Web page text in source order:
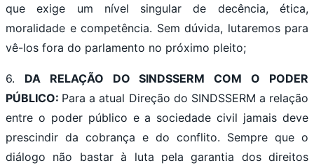
que exige um nível singular de decência, ética,
moralidade e competência. Sem dúvida, lutaremos para
vê-los fora do parlamento no próximo pleito;
6. DA RELAÇÃO DO SINDSSERM COM O PODER
PÚBLICO: Para a atual Direção do SINDSSERM a relação
entre o poder público e a sociedade civil jamais deve
prescindir da cobrança e do conflito. Sempre que o
diálogo não bastar à luta pela garantia dos direitos